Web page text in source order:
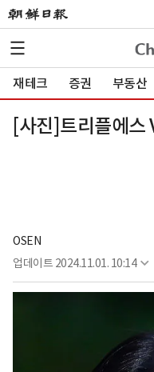
재테크 증권 부동산
[사진]트리플에스
OSEN
업데이트 2024.11.01. 10:14